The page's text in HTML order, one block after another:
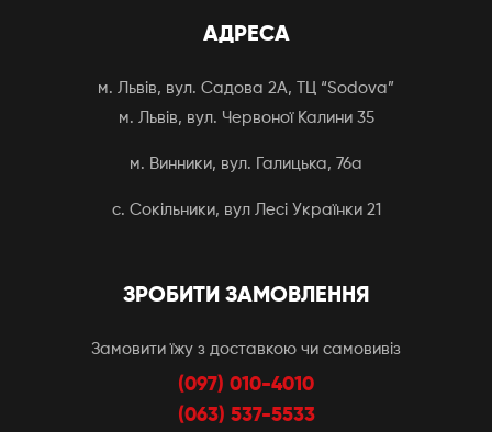
АДРЕСА
м. Львів, вул. Садова 2А, ТЦ “Sodova”
м. Львів, вул. Червоної Калини 35
м. Винники, вул. Галицька, 76а
с. Сокільники, вул Лесі Українки 21
ЗРОБИТИ ЗАМОВЛЕННЯ
Замовити їжу з доставкою чи самовивіз
(097) 010-4010
(063) 537-5533